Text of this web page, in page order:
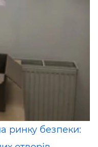
ринку безпеки: